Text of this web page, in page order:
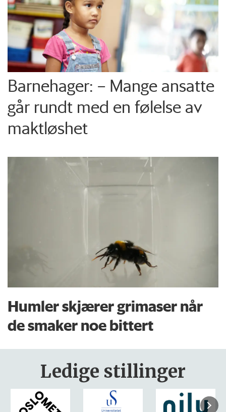
Barnehager: – Mange ansatte
går rundt med en følelse av
maktløshet
Humler skjærer grimaser når
de smaker noe bittert
Ledige stillinger